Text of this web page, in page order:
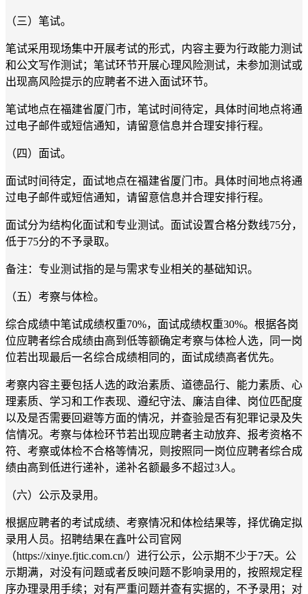
（三）笔试。
笔试采用现场集中开展考试的形式，内容主要为行政能力测试
和公文写作测试；笔试环节开展心理风险测试，未参加测试或
出现高风险提示的应聘者不进入面试环节。
笔试地点在福建省厦门市， 笔试时间待定，具体时间地点将通
过电子邮件或短信通知，请留意信息并合理安排行程。
（四）面试。
面试时间待定，面试地点在福建省厦门市。具体时间地点将通
过电子邮件或短信通知，请留意信息并合理安排行程。
面试分为结构化面试和专业测试。 面试设置合格分数线75分，
低于75分的不予录取。
备注：专业测试指的是与需求专业相关的基础知识。
（五）考察与体检。
综合成绩中笔试成绩权重70%，面试成绩权重30%。根据各岗
位应聘者综合成绩由高到低等额确定考察与体检人选，同一岗
位若出现最后一名综合成绩相同的， 面试成绩高者优先。
考察内容主要包括人选的政治素质、道德品行、能力素质、心
理素质、学习和工作表现、遵纪守法、廉洁自律、岗位匹配度
以及是否需要回避等方面的情况， 并查验是否有犯罪记录及失
信情况。 考察与体检环节若出现应聘者主动放弃、报考资格不
符、考察或体检不合格等情况，则按照同一岗位应聘者综合成
绩由高到低进行递补，递补名额最多不超过3人。
（六） 公示及录用。
根据应聘者的考试成绩、考察情况和体检结果等，择优确定拟
录用人员。招聘结果在鑫叶公司官网
（https://xinye.fjtic.com.cn/） 进行公示， 公示期不少于7天。 公
示期满，对没有问题或者反映问题不影响录用的，按照规定程
序办理录用手续；对有严重问题并查有实据的，不予录用；对